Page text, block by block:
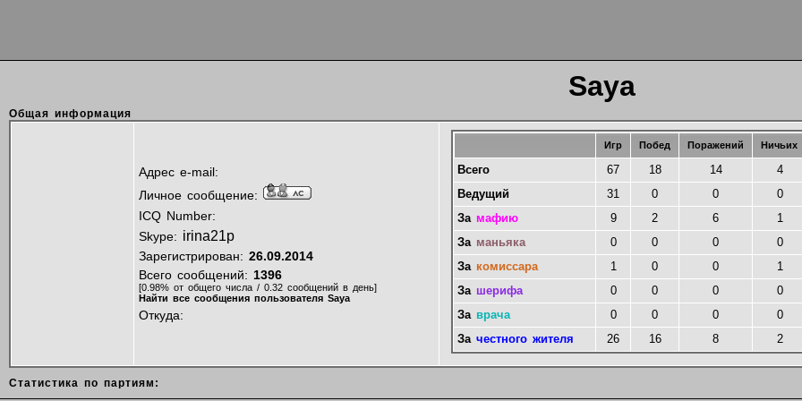
Saya
Общая информация
Адрес e-mail:
Личное сообщение:
ICQ Number:
Skype: irina21p
Зарегистрирован: 26.09.2014
Всего сообщений: 1396
[0.98% от общего числа / 0.32 сообщений в день]
Найти все сообщения пользователя Saya
Откуда:
Игр Побед Поражений Ничьих
Всего 67 18 14
4
Ведущий
31 0 0
0
За мафию 9 2 6
1
За маньяка 0 0 0
0
За комиссара 1 0 0
1
За шерифа 0 0 0
0
За врача 0 0 0
0
За честного жителя 26 16 8 2
Статистика по партиям: